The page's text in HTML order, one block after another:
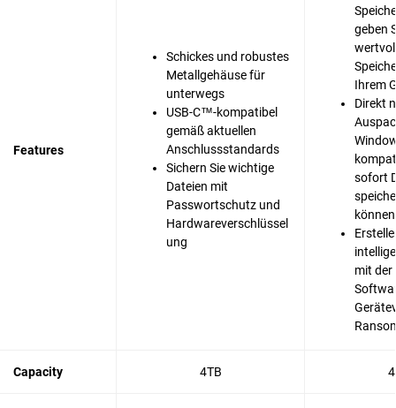
Features
Schickes und robustes
Metallgehäuse für
unterwegs
USB-C™-kompatibel
gemäß aktuellen
Anschlussstandards
Sichern Sie wichtige
Dateien mit
Passwortschutz und
Hardwareverschlüssel
ung
geben
Ihrem
Direkt
sofort
können
mit der
Capacity 4TB